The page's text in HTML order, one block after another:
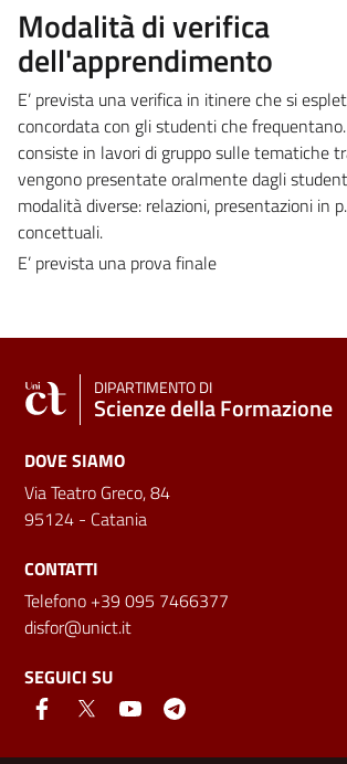
Modalità di verifica
dell'apprendimento
E’ prevista una verifica in itinere che si
concordata con gli studenti che
consiste in lavori di gruppo sulle tematiche
vengono presentate oralmente dagli
modalità diverse: relazioni, presentazioni in
concettuali.
E’ prevista una prova finale
DIPARTIMENTO DI
Scienze della Formazione
DOVE SIAMO
Via Teatro Greco, 84
95124 - Catania
CONTATTI
Telefono +39 095 7466377
disfor@unict.it
SEGUICI SU